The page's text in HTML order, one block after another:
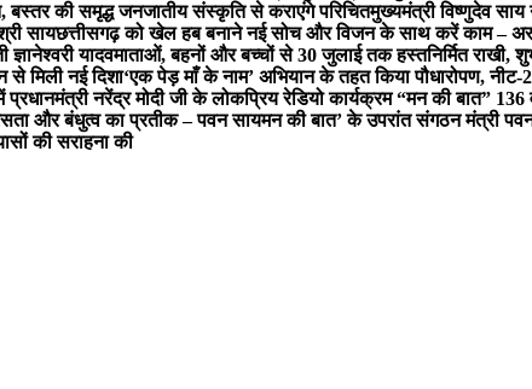
बस्तर की समृद्ध जनजातीय संस्कृति से कराएंगे परिचितमुख्यमंत्री विष्णुदेव
सायछत्तीसगढ़ को खेल हब बनाने नई सोच और विजन के साथ करें काम –
यादवमाताओं, बहनों और बच्चों से 30 जुलाई तक हस्तनिर्मित
से मिली नई दिशा‘एक पेड़ माँ के नाम’ अभियान के तहत किया पौधारोपण, नीट-
नरेंद्र मोदी जी के लोकप्रिय रेडियो कार्यक्रम “मन की बात”
और बंधुत्व का प्रतीक – पवन सायमन की बात’ के उपरांत संगठन मंत्री
की सराहना की